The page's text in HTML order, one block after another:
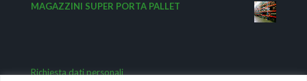
MAGAZZINI SUPER PORTA PALLET
Richiesta dati personali